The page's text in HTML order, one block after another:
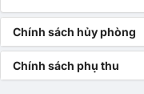
Chính sách hủy phòng
Chính sách phụ thu